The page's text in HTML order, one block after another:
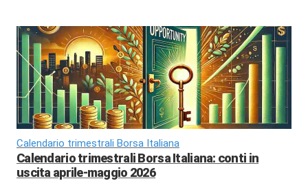
Calendario trimestrali Borsa Italiana
Calendario trimestrali Borsa Italiana: conti in
uscita aprile-maggio 2026